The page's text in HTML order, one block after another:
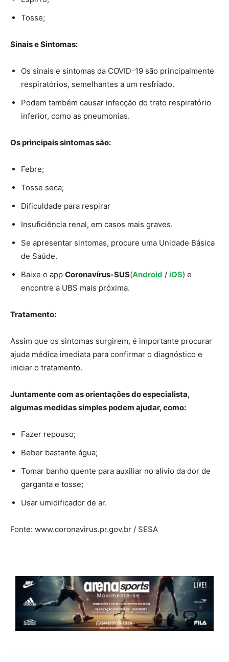
Tosse;
Sinais e Sintomas:
Os sinais e sintomas da COVID-19 são principalmente
respiratórios, semelhantes a um resfriado.
Podem também causar infecção do trato respiratório
inferior, como as pneumonias.
Os principais sintomas são:
Febre;
Tosse seca;
Dificuldade para respirar
Insuficiência renal, em casos mais graves.
Se apresentar sintomas, procure uma Unidade Básica
de Saúde.
Baixe o app Coronavírus-SUS(Android / iOS) e
encontre a UBS mais próxima.
Tratamento:
Assim que os sintomas surgirem, é importante procurar
ajuda médica imediata para confirmar o diagnóstico e
iniciar o tratamento.
Juntamente com as orientações do especialista,
algumas medidas simples podem ajudar, como:
Fazer repouso;
Beber bastante água;
Tomar banho quente para auxiliar no alívio da dor de
garganta e tosse;
Usar umidificador de ar.
Fonte: www.coronavirus.pr.gov.br / SESA